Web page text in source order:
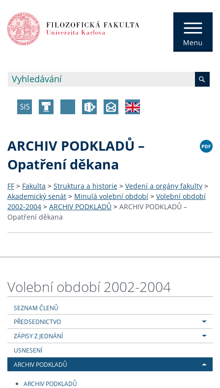
ARCHIV PODKLADŮ –
Opatření děkana
FF > Fakulta > Struktura a historie > Vedení a orgány fakulty >
Akademický senát > Minulá volební období > Volební období
2002-2004 > ARCHIV PODKLADŮ > ARCHIV PODKLADŮ –
Opatření děkana
Volební období 2002-2004
SEZNAM ČLENŮ
PŘEDSEDNICTVO
ZÁPISY Z JEDNÁNÍ
USNESENÍ
ARCHIV PODKLADŮ
ARCHIV PODKLADŮ